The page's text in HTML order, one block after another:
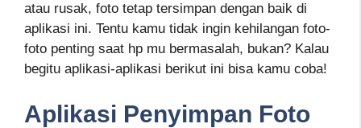
atau rusak, foto tetap tersimpan dengan baik di
aplikasi ini. Tentu kamu tidak ingin kehilangan foto-
foto penting saat hp mu bermasalah, bukan? Kalau
begitu aplikasi-aplikasi berikut ini bisa kamu coba!
Aplikasi Penyimpan Foto